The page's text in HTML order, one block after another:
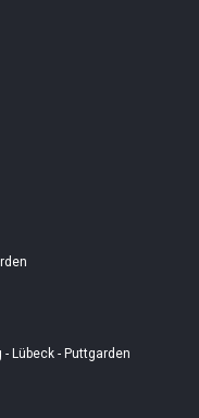
Lübeck - Puttgarden